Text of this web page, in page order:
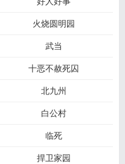
火烧圆明园
武当
十恶不赦死囚
北九州
白公村
临死
捍卫家园